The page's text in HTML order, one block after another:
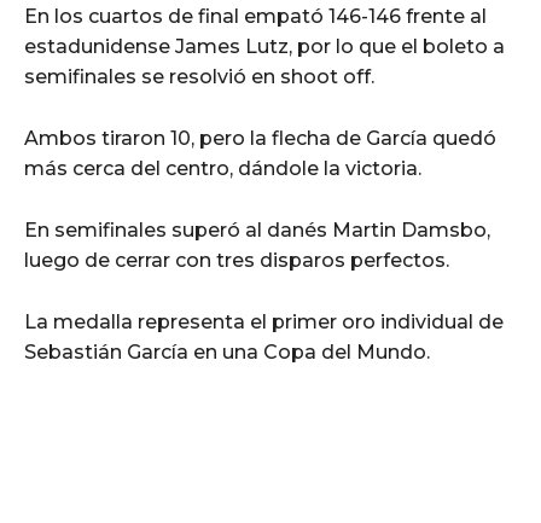
En los cuartos de final empató 146-146 frente al
estadunidense James Lutz, por lo que el boleto a
semifinales se resolvió en shoot off.
Ambos tiraron 10, pero la flecha de García quedó
más cerca del centro, dándole la victoria.
En semifinales superó al danés Martin Damsbo,
luego de cerrar con tres disparos perfectos.
La medalla representa el primer oro individual de
Sebastián García en una Copa del Mundo.